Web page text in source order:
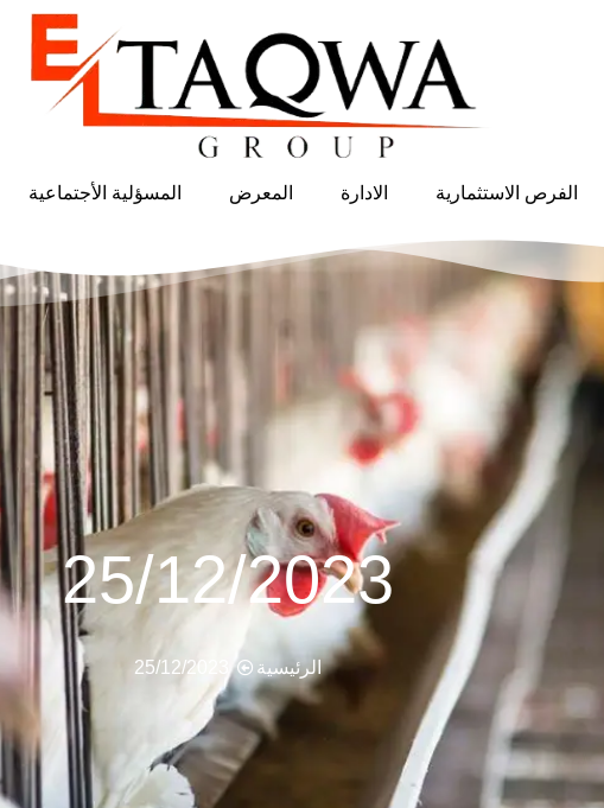
الفرص الاستثمارية الادارة المعرض المسؤلية الأجتماعية
25/12/2023
الرئيسية 25/12/2023